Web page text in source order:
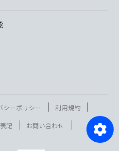
シーポリシー
利用規約
記
お問い合わせ